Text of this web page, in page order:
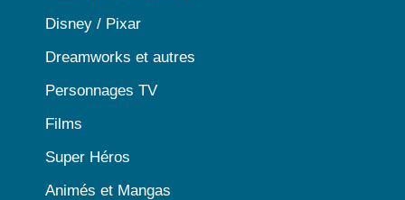
Disney / Pixar
Dreamworks et autres
Personnages TV
Films
Super Héros
Animés et Mangas